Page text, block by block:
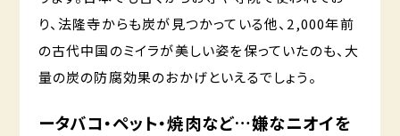
り、法隆寺からも炭が見つかっている他、2,000年前
の古代中国のミイラが美しい姿を保っていたのも、大
量の炭の防腐効果のおかげといえるでしょう。
ータバコ・ペット・焼肉など…嫌なニオイを